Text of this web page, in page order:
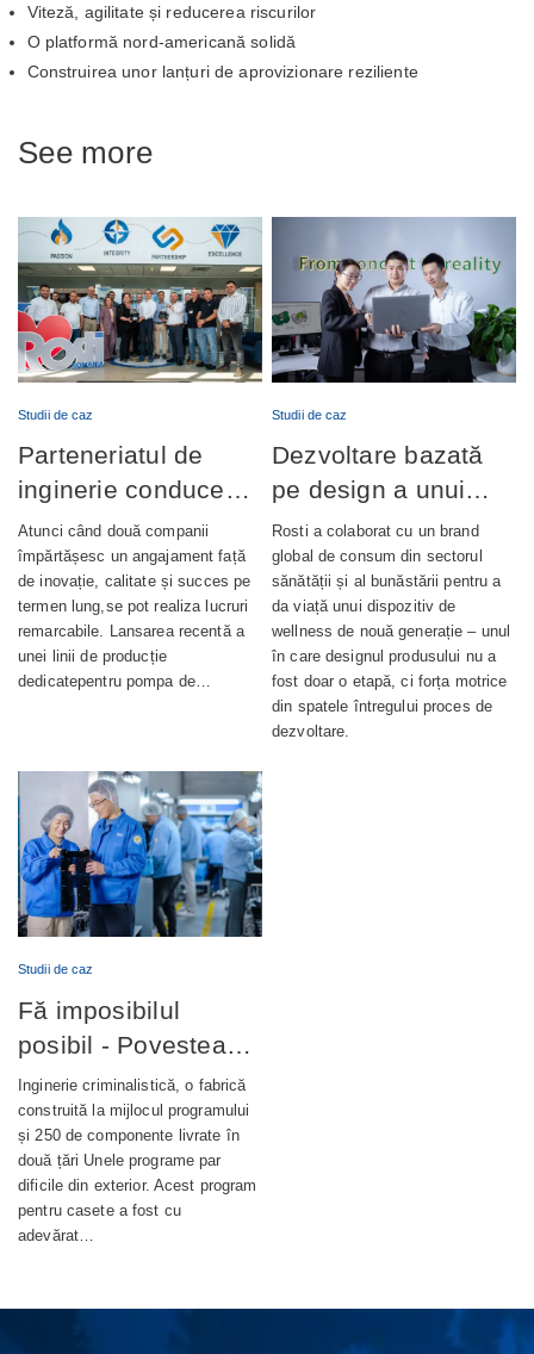
Viteză, agilitate și reducerea riscurilor
O platformă nord-americană solidă
Construirea unor lanțuri de aprovizionare reziliente
See more
Studii de caz
Parteneriatul de
inginerie conduce
lansarea cu succes
a producției de
pompe de ungere
automată
Atunci când două companii
împărtășesc un angajament față
de inovație, calitate și succes pe
termen lung,se pot realiza lucruri
remarcabile. Lansarea recentă a
unei linii de producție
dedicatepentru pompa de…
Studii de caz
Dezvoltare bazată
pe design a unui
dispozitiv de
wellness complet
integrat
Rosti a colaborat cu un brand
global de consum din sectorul
sănătății și al bunăstării pentru a
da viață unui dispozitiv de
wellness de nouă generație – unul
în care designul produsului nu a
fost doar o etapă, ci forța motrice
din spatele întregului proces de
dezvoltare.
Studii de caz
Fă imposibilul
posibil - Povestea
completă din spatele
unui terminal bancar
de autoservire de
nouă generație
Inginerie criminalistică, o fabrică
construită la mijlocul programului
și 250 de componente livrate în
două țări Unele programe par
dificile din exterior. Acest program
pentru casete a fost cu
adevărat…